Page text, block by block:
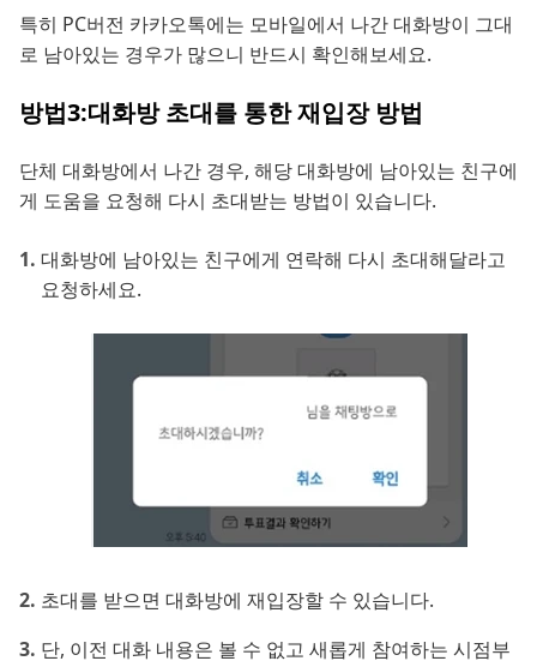
특히 PC버전 카카오톡에는 모바일에서 나간 대화방이 그대
로 남아있는 경우가 많으니 반드시 확인해보세요.
방법3:대화방 초대를 통한 재입장 방법
단체 대화방에서 나간 경우, 해당 대화방에 남아있는 친구에
게 도움을 요청해 다시 초대받는 방법이 있습니다.
대화방에 남아있는 친구에게 연락해 다시 초대해달라고
요청하세요.
초대를 받으면 대화방에 재입장할 수 있습니다.
단, 이전 대화 내용은 볼 수 없고 새롭게 참여하는 시점부